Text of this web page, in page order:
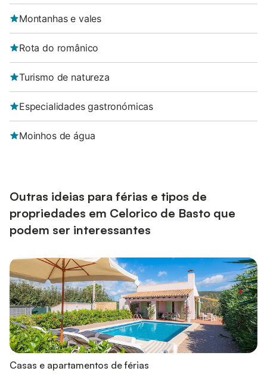
Montanhas e vales
Rota do românico
Turismo de natureza
Especialidades gastronómicas
Moinhos de água
Outras ideias para férias e tipos de
propriedades em Celorico de Basto que
podem ser interessantes
Casas e apartamentos de férias